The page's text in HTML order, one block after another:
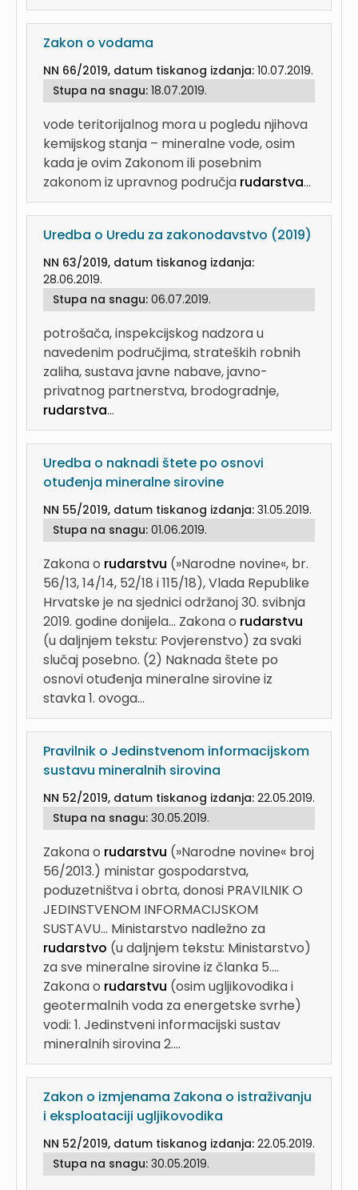
Zakon o vodama
NN 66/2019, datum tiskanog izdanja: 10.07.2019.
Stupa na snagu: 18.07.2019.
vode teritorijalnog mora u pogledu njihova
kemijskog stanja – mineralne vode, osim
kada je ovim Zakonom ili posebnim
zakonom iz upravnog područja rudarstva...
Uredba o Uredu za zakonodavstvo (2019)
NN 63/2019, datum tiskanog izdanja:
28.06.2019.
Stupa na snagu: 06.07.2019.
potrošača, inspekcijskog nadzora u
navedenim područjima, strateških robnih
zaliha, sustava javne nabave, javno-
privatnog partnerstva, brodogradnje,
rudarstva...
Uredba o naknadi štete po osnovi
otuđenja mineralne sirovine
NN 55/2019, datum tiskanog izdanja: 31.05.2019.
Stupa na snagu: 01.06.2019.
Zakona o rudarstvu (»Narodne novine«, br.
56/13, 14/14, 52/18 i 115/18), Vlada Republike
Hrvatske je na sjednici održanoj 30. svibnja
2019. godine donijela... Zakona o rudarstvu
(u daljnjem tekstu: Povjerenstvo) za svaki
slučaj posebno. (2) Naknada štete po
osnovi otuđenja mineralne sirovine iz
stavka 1. ovoga...
Pravilnik o Jedinstvenom informacijskom
sustavu mineralnih sirovina
NN 52/2019, datum tiskanog izdanja: 22.05.2019.
Stupa na snagu: 30.05.2019.
Zakona o rudarstvu (»Narodne novine« broj
56/2013.) ministar gospodarstva,
poduzetništva i obrta, donosi PRAVILNIK O
JEDINSTVENOM INFORMACIJSKOM
SUSTAVU... Ministarstvo nadležno za
rudarstvo (u daljnjem tekstu: Ministarstvo)
za sve mineralne sirovine iz članka 5....
Zakona o rudarstvu (osim ugljikovodika i
geotermalnih voda za energetske svrhe)
vodi: 1. Jedinstveni informacijski sustav
mineralnih sirovina 2....
Zakon o izmjenama Zakona o istraživanju
i eksploataciji ugljikovodika
NN 52/2019, datum tiskanog izdanja: 22.05.2019.
Stupa na snagu: 30.05.2019.